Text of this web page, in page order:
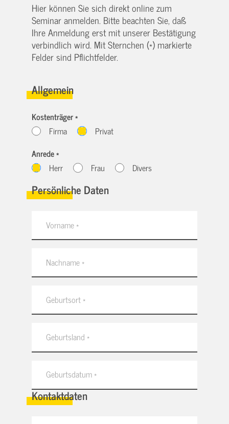
Hier können Sie sich direkt online zum
Seminar anmelden. Bitte beachten Sie, daß
Ihre Anmeldung erst mit unserer Bestätigung
verbindlich wird. Mit Sternchen (*) markierte
Felder sind Pflichtfelder.
Allgemein
Kostenträger *
Firma
Privat
Anrede *
Herr
Frau Divers
Persönliche Daten
Kontaktdaten